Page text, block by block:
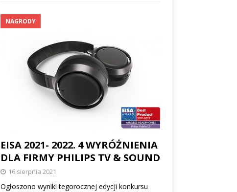
NAGRODY
EISA 2021- 2022. 4 WYRÓŻNIENIA
DLA FIRMY PHILIPS TV & SOUND
16 sierpnia 2021
Ogłoszono wyniki tegorocznej edycji konkursu